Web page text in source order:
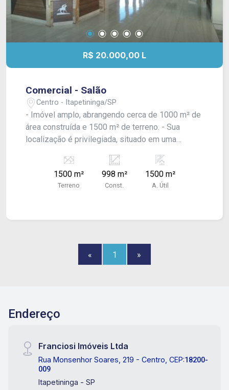
R$ 20.000,00 L
Comercial - Salão
Centro - Itapetininga/SP
- Imóvel amplo, abrangendo cerca de 1000 m² de
área construída e 1500 m² de terreno. - Sua
localização é privilegiada, situado em uma
Sua posição central o coloca em proximidade aos
bancos e principais estabelecimentos
comerciais. - Esse salão comercial possui 2
amplas e portas em blindex, teto de laje e piso
1500 m²
Terreno
998 m²
Const.
1500 m²
A. Útil
« 1 »
Endereço
Franciosi Imóveis Ltda
Rua Monsenhor Soares, 219 - Centro, CEP:18200-
009
Itapetininga - SP